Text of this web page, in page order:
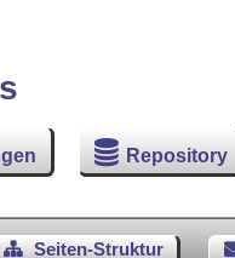
Repository
Seiten-Struktur